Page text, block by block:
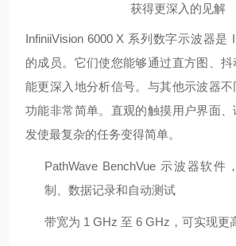
获得更深入的见解
InfiniiVision 6000 X 系列数字示波器是
的成员。它们使您能够通过直方图、
能更深入地分析信号。与其他示波器
功能非常简单。直观的触摸用户界面
发使最复杂的任务变得简单。
PathWave BenchVue 示波器软件
制、数据记录和自动测试
带宽为 1 GHz 至 6 GHz，可实现更